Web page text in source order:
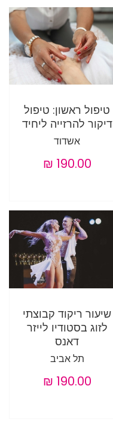
טיפול ראשון: טיפול
דיקור להרזייה ליחיד
אשדוד
שיעור ריקוד קבוצתי
לזוג בסטודיו לייזר
דאנס
תל אביב